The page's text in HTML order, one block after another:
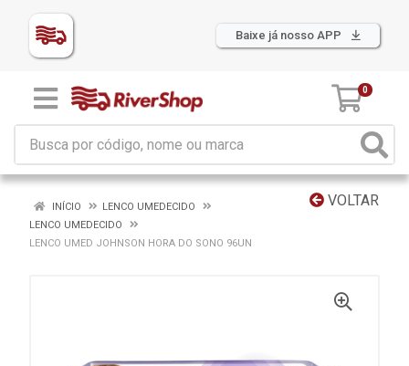
Baixe já nosso APP
0
VOLTAR
INÍCIO
LENCO UMEDECIDO
LENCO UMEDECIDO
LENCO UMED JOHNSON HORA DO SONO 96UN